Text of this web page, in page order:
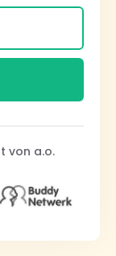
von a.o.